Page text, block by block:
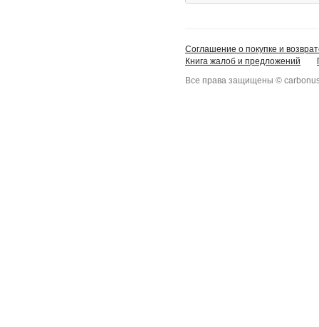
Соглашение о покупке и
Книга жалоб и предложений
Все права защищены ©